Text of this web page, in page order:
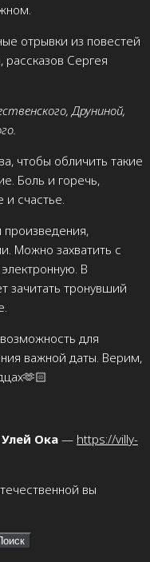
отрывки из повестей
Сергея
Друниной,
чтобы обличить такие
Боль и горечь,
и счастье.
произведения,
Можно захватить с
В
зачитать тронувший
для
важной даты. Верим,
Ока — https://villy-
вы